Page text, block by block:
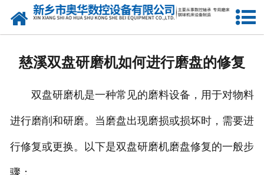
网站首页
慈溪双盘研磨机如何进行磨盘的修复
双盘研磨机是一种常见的磨料设备，用于对物料
进行磨削和研磨。当磨盘出现磨损或损坏时，需要进
行修复或更换。以下是双盘研磨机磨盘修复的一般步